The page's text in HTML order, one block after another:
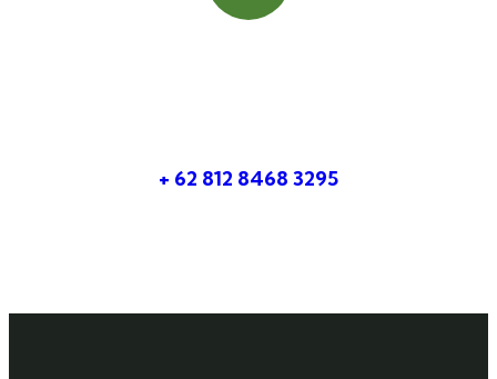
+ 62 812 8468 3295